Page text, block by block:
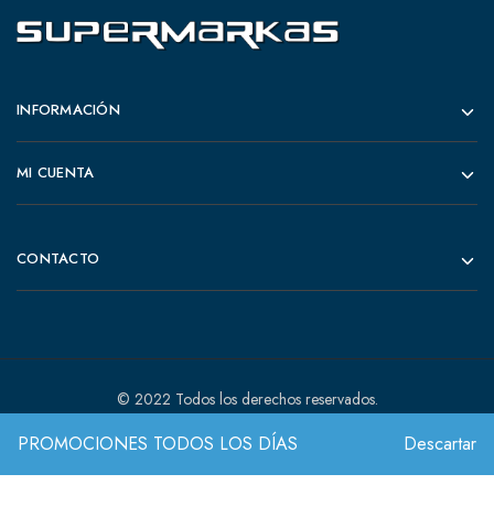
PROMOCIONES TODOS LOS DÍAS Descartar
INFORMACIÓN
MI CUENTA
CONTACTO
© 2022 Todos los derechos reservados.